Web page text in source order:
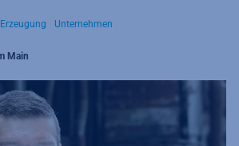
Erzeugung Unternehmen
Main